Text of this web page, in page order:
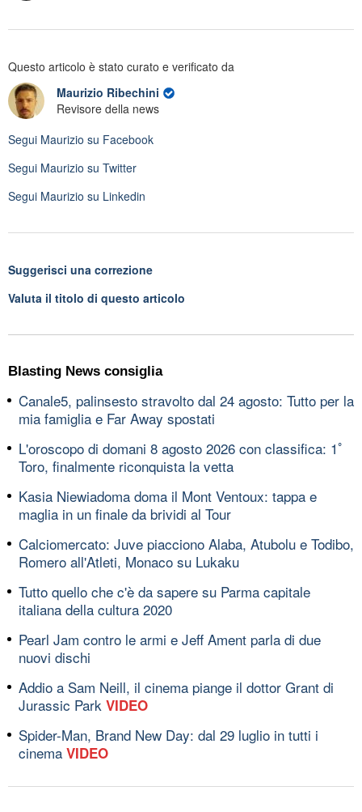
Questo articolo è stato curato e verificato da
Maurizio Ribechini
Revisore della news
Segui Maurizio su Facebook
Segui Maurizio su Twitter
Segui Maurizio su Linkedin
Suggerisci una correzione
Valuta il titolo di questo articolo
Blasting News consiglia
Canale5, palinsesto stravolto dal 24 agosto: Tutto per la
mia famiglia e Far Away spostati
L'oroscopo di domani 8 agosto 2026 con classifica: 1ﾟ
Toro, finalmente riconquista la vetta
Kasia Niewiadoma doma il Mont Ventoux: tappa e
maglia in un finale da brividi al Tour
Calciomercato: Juve piacciono Alaba, Atubolu e Todibo,
Romero all'Atleti, Monaco su Lukaku
Tutto quello che c'è da sapere su Parma capitale
italiana della cultura 2020
Pearl Jam contro le armi e Jeff Ament parla di due
nuovi dischi
Addio a Sam Neill, il cinema piange il dottor Grant di
Jurassic Park VIDEO
Spider-Man, Brand New Day: dal 29 luglio in tutti i
cinema VIDEO